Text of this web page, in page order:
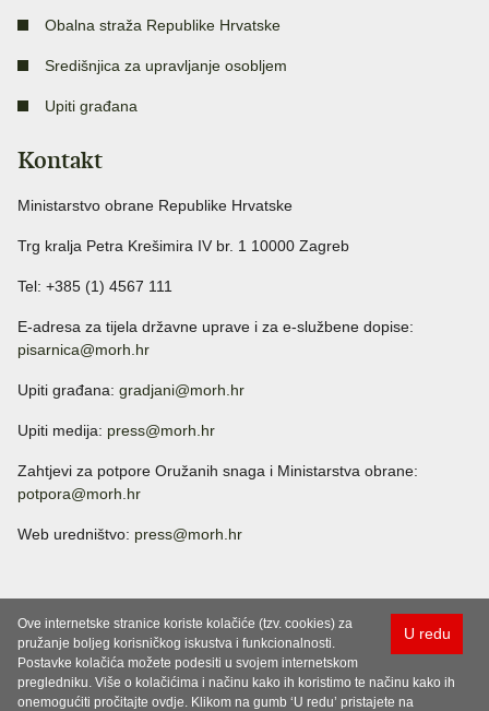
Obalna straža Republike Hrvatske
Središnjica za upravljanje osobljem
Upiti građana
Kontakt
Ministarstvo obrane Republike Hrvatske
Trg kralja Petra Krešimira IV br. 1 10000 Zagreb
Tel: +385 (1) 4567 111
E-adresa za tijela državne uprave i za e-službene dopise:
pisarnica@morh.hr
Upiti građana: gradjani@morh.hr
Upiti medija: press@morh.hr
Zahtjevi za potpore Oružanih snaga i Ministarstva obrane:
potpora@morh.hr
Web uredništvo: press@morh.hr
U redu
Ove internetske stranice koriste kolačiće (tzv. cookies) za
pružanje boljeg korisničkog iskustva i funkcionalnosti.
Postavke kolačića možete podesiti u svojem internetskom
pregledniku. Više o kolačićima i načinu kako ih koristimo te načinu kako ih
onemogućiti pročitajte ovdje. Klikom na gumb ‘U redu’ pristajete na